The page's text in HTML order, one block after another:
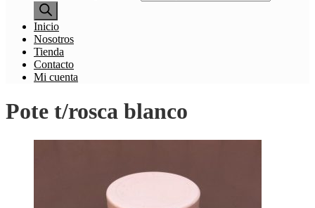
Inicio
Nosotros
Tienda
Contacto
Mi cuenta
Pote t/rosca blanco